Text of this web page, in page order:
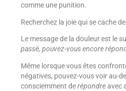
comme une punition.
Recherchez la joie qui se cache
Le message de la douleur est le
passé, pouvez-vous encore
Même lorsque vous êtes
négatives, pouvez-vous voir au-
consciemment derépondreavec